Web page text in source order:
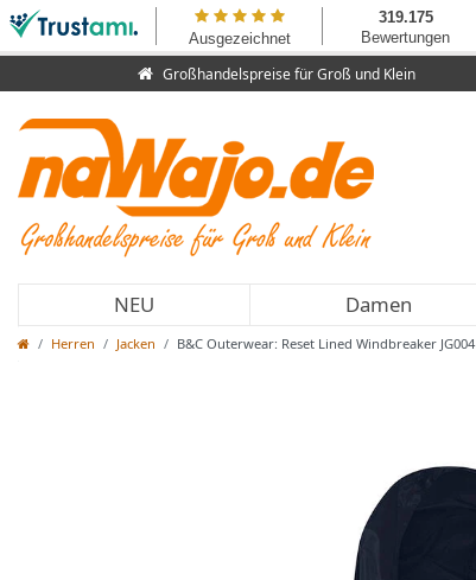
Großhandelspreise für Groß und Klein
NEU Damen
Herren Jacken B&C Outerwear: Reset Lined Windbreaker JG004